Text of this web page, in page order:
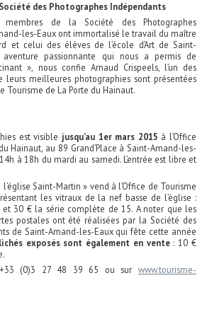
des Photographes Indépendants
de la Société des Photographes
les-Eaux ont immortalisé le travail du maître
et celui des élèves de l’école d’Art de Saint-
aventure passionnante qui nous a permis de
», nous confie Arnaud Crispeels, l’un des
leurs meilleures photographies sont présentées
Tourisme de La Porte du Hainaut.
est visible jusqu’au 1er mars 2015 à l’Office
Hainaut, au 89 Grand’Place à Saint-Amand-les-
à 18h du mardi au samedi. L’entrée est libre et
l’église Saint-Martin » vend à l’Office de Tourisme
les vitraux de la nef basse de l’église :
et 30 € la série complète de 15. A noter que les
postales ont été réalisées par la Société des
de Saint-Amand-les-Eaux qui fête cette année
exposés sont également en vente: 10 €
+33 (0)3 27 48 39 65 ou sur www.tourisme-